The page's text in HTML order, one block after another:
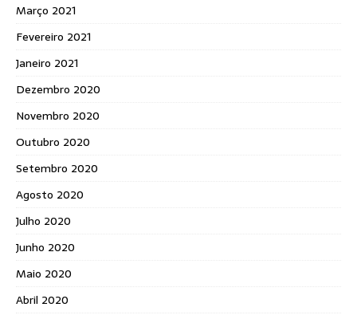
Março 2021
Fevereiro 2021
Janeiro 2021
Dezembro 2020
Novembro 2020
Outubro 2020
Setembro 2020
Agosto 2020
Julho 2020
Junho 2020
Maio 2020
Abril 2020